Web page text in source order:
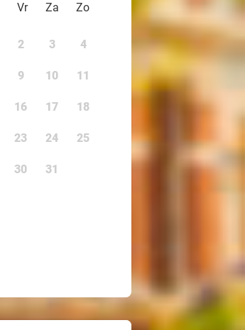
Vr Za Zo
2 3 4
9 10 11
16 17 18
23 24 25
30 31